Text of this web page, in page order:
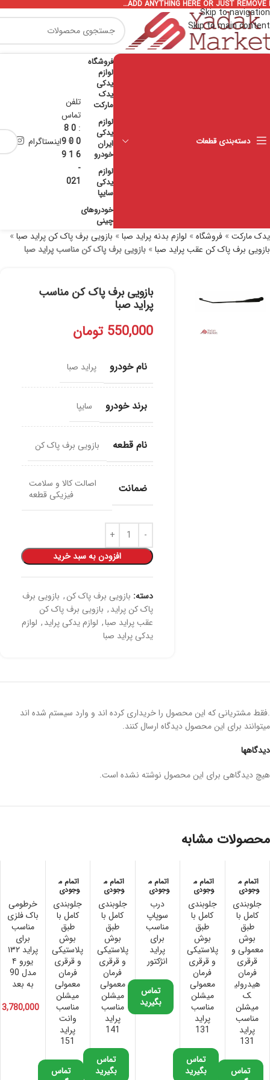
Skip to navigation
Skip to main content
ADD ANYTHING HERE OR JUST REMOVE
دسته‌بندی قطعات
فروشگاه
لوازم
یدکی
یدک
مارکت
لوازم
یدکی
ایران
خودرو
لوازم
یدکی
سایپا
خودروهای
چینی
تلفن
تماس
:
0 8
0 0 9
6 1 9
-
021
اینستاگرام
یدک مارکت» فروشگاه» لوازم بدنه پراید صبا» بازویی برف پاک کن پراید صبا»
بازویی برف پاک کن عقب پراید صبا» بازویی برف پاک کن مناسب پراید صبا
بازویی برف پاک کن مناسب
پراید صبا
550,000 تومان
نام خودرو پراید صبا
برند خودرو سایپا
نام قطعه بازویی برف پاک کن
ضمانت
اصالت کالا و سلامت
فیزیکی قطعه
افزودن به سبد خرید
دسته: بازویی برف پاک کن, بازویی برف
پاک کن پراید, بازویی برف پاک کن
عقب پراید صبا, لوازم یدکی پراید, لوازم
یدکی پراید صبا
دیدگاهها
هیچ دیدگاهی برای این محصول نوشته نشده است.
.فقط مشتریانی که این محصول را خریداری کرده اند و وارد سیستم شده اند
میتوانند برای این محصول دیدگاه ارسال کنند.
محصولات مشابه
اتمام م
وجودی
جلوبندی
کامل با
طبق
بوش
معمولی و
قرقری
فرمان
هیدرولی
ک
میشلن
مناسب
پراید
131
تماس
اتمام م
وجودی
جلوبندی
کامل با
طبق
بوش
پلاستیکی
و قرقری
فرمان
معمولی
میشلن
مناسب
پراید
131
تماس
بگیرید
اتمام م
وجودی
درب
سوپاپ
مناسب
برای
پراید
انژکتور
تماس
بگیرید
اتمام م
وجودی
جلوبندی
کامل با
طبق
بوش
پلاستیکی
و قرقری
فرمان
معمولی
میشلن
مناسب
پراید
141
تماس
بگیرید
اتمام م
وجودی
جلوبندی
کامل با
طبق
بوش
پلاستیکی
و قرقری
فرمان
معمولی
میشلن
مناسب
وانت
پراید
151
تماس
خرطومی
باک فلزی
مناسب
برای
پراید ۱۳۲
یورو ۴
مدل 90
به بعد
3,780,000